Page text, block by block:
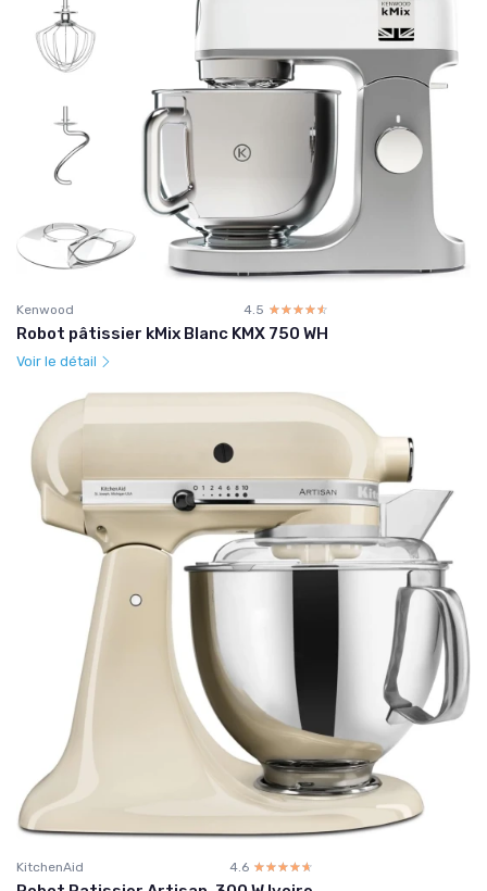
Kenwood 4.5 ☆☆☆☆☆
★★★★★
Robot pâtissier kMix Blanc KMX 750 WH
Voir le détail
KitchenAid 4.6 ☆☆☆☆☆
★★★★★